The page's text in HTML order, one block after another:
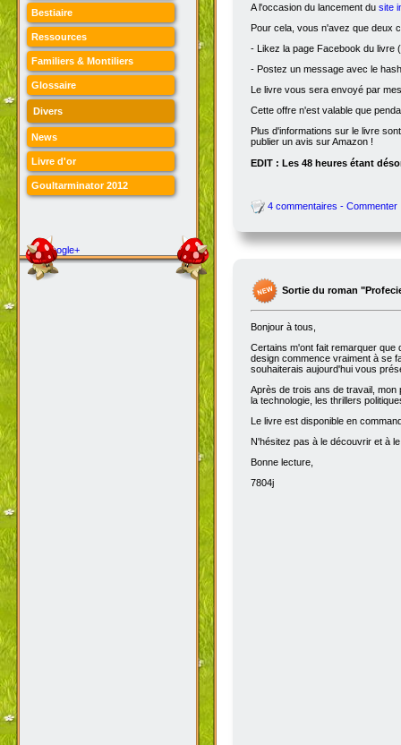
Bestiaire
Ressources
Familiers & Montiliers
Glossaire
Divers
News
Livre d'or
Goultarminator 2012
Google+
A l'occasion du lancement du site
Pour cela, vous n'avez que deux
- Likez la page Facebook du livre (
- Postez un message avec le
Le livre vous sera envoyé par
Cette offre n'est valable que
Plus d'informations sur le livre
publier un avis sur Amazon !
EDIT : Les 48 heures étant
4 commentaires - Commenter
Sortie du roman
Bonjour à tous,
Certains m'ont fait remarquer que
design commence vraiment à se
souhaiterais aujourd'hui vous
Après de trois ans de travail,
la technologie, les thrillers
Le livre est disponible en
N'hésitez pas à le découvrir et à
Bonne lecture,
7804j